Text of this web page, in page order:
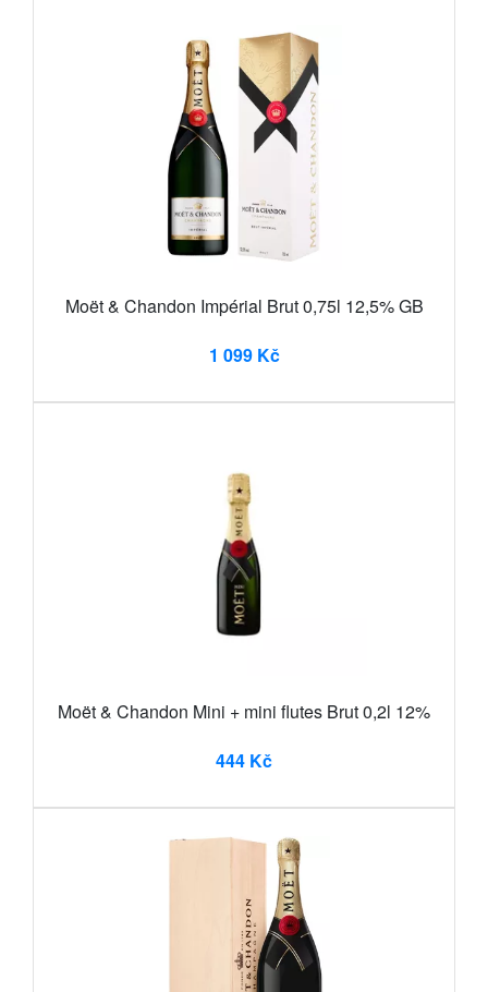
Moët & Chandon Impérial Brut 0,75l 12,5% GB
1 099 Kč
Moët & Chandon Mini + mini flutes Brut 0,2l 12%
444 Kč